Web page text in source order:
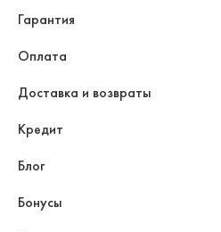
Гарантия
Оплата
Доставка и возвраты
Кредит
Блог
Бонусы